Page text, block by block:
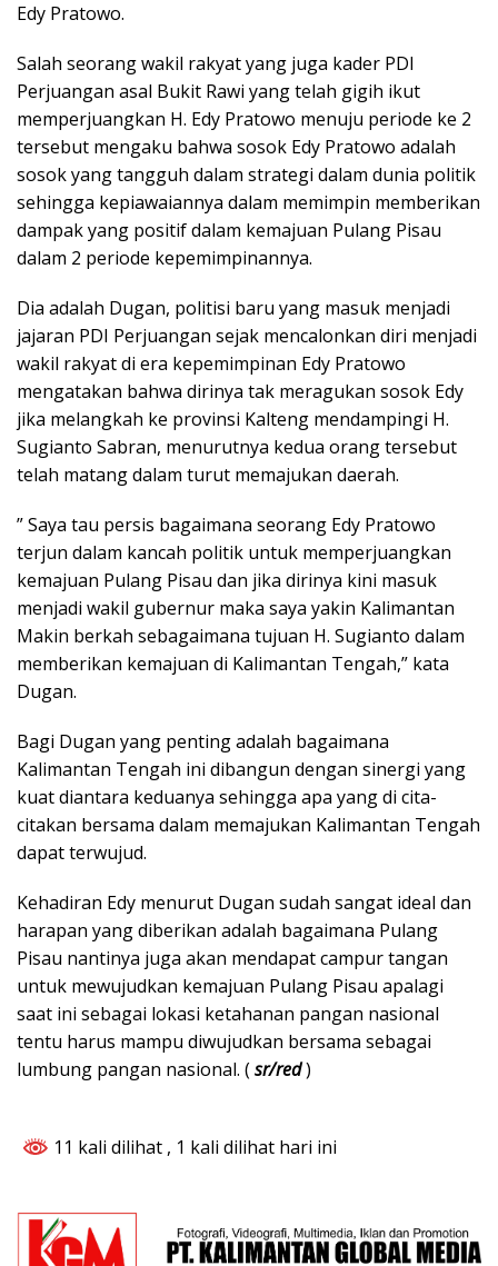
Edy Pratowo.
Salah seorang wakil rakyat yang juga kader PDI
Perjuangan asal Bukit Rawi yang telah gigih ikut
memperjuangkan H. Edy Pratowo menuju periode ke 2
tersebut mengaku bahwa sosok Edy Pratowo adalah
sosok yang tangguh dalam strategi dalam dunia politik
sehingga kepiawaiannya dalam memimpin memberikan
dampak yang positif dalam kemajuan Pulang Pisau
dalam 2 periode kepemimpinannya.
Dia adalah Dugan, politisi baru yang masuk menjadi
jajaran PDI Perjuangan sejak mencalonkan diri menjadi
wakil rakyat di era kepemimpinan Edy Pratowo
mengatakan bahwa dirinya tak meragukan sosok Edy
jika melangkah ke provinsi Kalteng mendampingi H.
Sugianto Sabran, menurutnya kedua orang tersebut
telah matang dalam turut memajukan daerah.
” Saya tau persis bagaimana seorang Edy Pratowo
terjun dalam kancah politik untuk memperjuangkan
kemajuan Pulang Pisau dan jika dirinya kini masuk
menjadi wakil gubernur maka saya yakin Kalimantan
Makin berkah sebagaimana tujuan H. Sugianto dalam
memberikan kemajuan di Kalimantan Tengah,” kata
Dugan.
Bagi Dugan yang penting adalah bagaimana
Kalimantan Tengah ini dibangun dengan sinergi yang
kuat diantara keduanya sehingga apa yang di cita-
citakan bersama dalam memajukan Kalimantan Tengah
dapat terwujud.
Kehadiran Edy menurut Dugan sudah sangat ideal dan
harapan yang diberikan adalah bagaimana Pulang
Pisau nantinya juga akan mendapat campur tangan
untuk mewujudkan kemajuan Pulang Pisau apalagi
saat ini sebagai lokasi ketahanan pangan nasional
tentu harus mampu diwujudkan bersama sebagai
lumbung pangan nasional. (sr/red)
11 kali dilihat , 1 kali dilihat hari ini